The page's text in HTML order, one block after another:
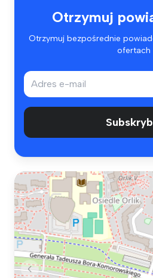
Otrzymuj
Otrzymuj bezpośrednie
ofertach